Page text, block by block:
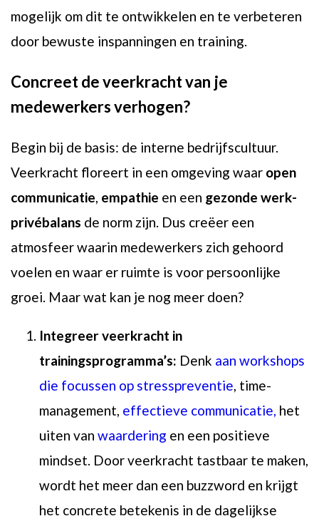
mogelijk om dit te ontwikkelen en te verbeteren
door bewuste inspanningen en training.
Concreet de veerkracht van je
medewerkers verhogen?
Begin bij de basis: de interne bedrijfscultuur.
Veerkracht floreert in een omgeving waar open
communicatie, empathie en een gezonde werk-
privébalans de norm zijn. Dus creëer een
atmosfeer waarin medewerkers zich gehoord
voelen en waar er ruimte is voor persoonlijke
groei. Maar wat kan je nog meer doen?
Integreer veerkracht in
trainingsprogramma’s: Denk aan workshops
die focussen op stresspreventie, time-
management, effectieve communicatie, het
uiten van waardering en een positieve
mindset. Door veerkracht tastbaar te maken,
wordt het meer dan een buzzword en krijgt
het concrete betekenis in de dagelijkse